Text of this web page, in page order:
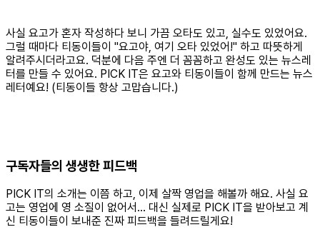
사실 요고가 혼자 작성하다 보니 가끔 오타도 있고, 실수도 있었어요.
그럴 때마다 티동이들이 "요고야, 여기 오타 있었어!" 하고 따뜻하게
알려주시더라고요. 덕분에 다음 주엔 더 꼼꼼하고 완성도 있는 뉴스레
터를 만들 수 있어요. PICK IT은 요고와 티동이들이 함께 만드는 뉴스
레터예요! (티동이들 항상 고맙습니다.)
구독자들의 생생한 피드백
PICK IT의 소개는 이쯤 하고, 이제 살짝 영업을 해볼까 해요. 사실 요
고는 영업에 영 소질이 없어서... 대신 실제로 PICK IT을 받아보고 계
신 티동이들이 보내준 진짜 피드백을 들려드릴게요!